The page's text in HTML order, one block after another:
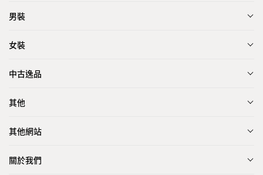
男裝
女裝
中古逸品
其他
其他網站
關於我們